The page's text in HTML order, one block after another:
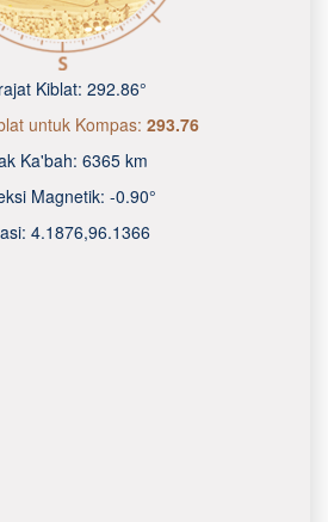
Kiblat: 292.86°
untuk Kompas: 293.76
Ka'bah: 6365 km
Magnetik: -0.90°
4.1876,96.1367